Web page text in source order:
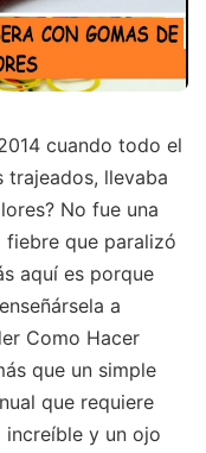
cuando todo el
trajeados, llevaba
No fue una
fiebre que paralizó
aquí es porque
a
Como Hacer
que un simple
que requiere
increíble y un ojo